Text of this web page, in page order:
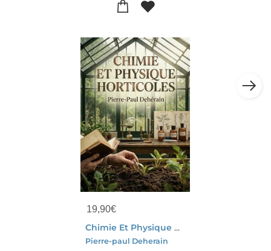
19,90€
Chimie Et Physique Horticoles : Une Exploration Des Principes Chimiques Et Physiques Essentiels A L'horticulture, Par Pierre Paul Deherain, Pour Comprendre Et Ameliorer Les Pratiques Agricoles.
Pierre-paul Deherain